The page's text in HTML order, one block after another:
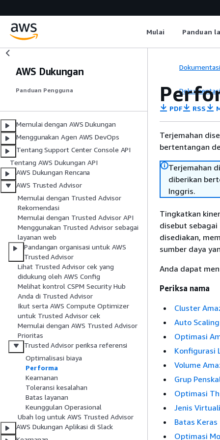
Mulai Panduan
AWS Dukungan
Panduan Pengguna
Memulai dengan AWS Dukungan
Menggunakan Agen AWS DevOps
Tentang Support Center Console API
Tentang AWS Dukungan API
AWS Dukungan Rencana
AWS Trusted Advisor
Memulai dengan Trusted Advisor
Rekomendasi
Memulai dengan Trusted Advisor API
Menggunakan Trusted Advisor sebagai
layanan web
Pandangan organisasi untuk AWS
Trusted Advisor
Lihat Trusted Advisor cek yang
didukung oleh AWS Config
Melihat kontrol CSPM Security Hub
Anda di Trusted Advisor
Ikut serta AWS Compute Optimizer
untuk Trusted Advisor cek
Memulai dengan AWS Trusted Advisor
Prioritas
Trusted Advisor periksa referensi
Optimalisasi biaya
Performa
Keamanan
Toleransi kesalahan
Batas layanan
Keunggulan Operasional
Ubah log untuk AWS Trusted Advisor
AWS Dukungan Aplikasi di Slack
Dokumentasi
Dokumentasi
PDF RSS
Terjemahan
bertentangan
Terjemahan
diberikan
Inggris.
Tingkatkan
disebut
disediakan,
sumber daya
Anda dapat
Periksa nama
Cluster
Auto
Optimasi
Konfigurasi
Volume
Grup
Optimasi
Jenis
Batas Keras
Optimasi